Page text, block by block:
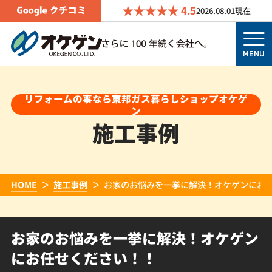
4.52026.08.01現在
MENU
リフォームの事なら東邦ガス暮らしショップオケゲ
ン
施工事例
HOME 施工事例 お家のお悩みを一挙に解決！オケゲンにお
お家のお悩みを一挙に解決！オケゲン
にお任せください！！